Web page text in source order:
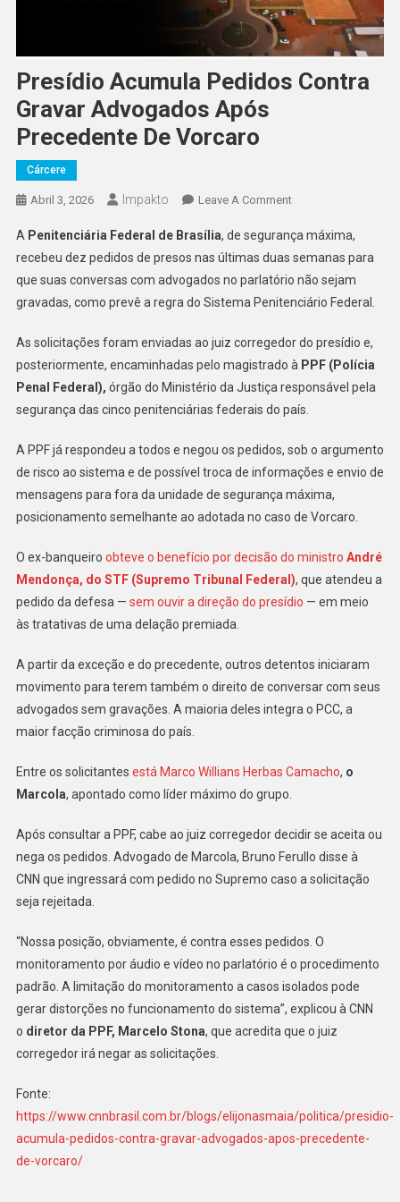
Presídio Acumula Pedidos Contra
Gravar Advogados Após
Precedente De Vorcaro
Cárcere
Abril 3, 2026 Impakto Leave A CommentOn
Acumula
Pedidos
Contra
Gravar
Após
Precedente
De
Vorcaro
A Penitenciária Federal de Brasília, de segurança máxima,
recebeu dez pedidos de presos nas últimas duas semanas para
que suas conversas com advogados no parlatório não sejam
gravadas, como prevê a regra do Sistema Penitenciário Federal.
As solicitações foram enviadas ao juiz corregedor do presídio e,
posteriormente, encaminhadas pelo magistrado à PPF (Polícia
Penal Federal), órgão do Ministério da Justiça responsável pela
segurança das cinco penitenciárias federais do país.
A PPF já respondeu a todos e negou os pedidos, sob o argumento
de risco ao sistema e de possível troca de informações e envio de
mensagens para fora da unidade de segurança máxima,
posicionamento semelhante ao adotada no caso de Vorcaro.
O ex-banqueiro obteve o benefício por decisão do ministro André
Mendonça, do STF (Supremo Tribunal Federal), que atendeu a
pedido da defesa — sem ouvir a direção do presídio — em meio
às tratativas de uma delação premiada.
A partir da exceção e do precedente, outros detentos iniciaram
movimento para terem também o direito de conversar com seus
advogados sem gravações. A maioria deles integra o PCC, a
maior facção criminosa do país.
Entre os solicitantes está Marco Willians Herbas Camacho, o
Marcola, apontado como líder máximo do grupo.
Após consultar a PPF, cabe ao juiz corregedor decidir se aceita ou
nega os pedidos. Advogado de Marcola, Bruno Ferullo disse à
CNN que ingressará com pedido no Supremo caso a solicitação
seja rejeitada.
“Nossa posição, obviamente, é contra esses pedidos. O
monitoramento por áudio e vídeo no parlatório é o procedimento
padrão. A limitação do monitoramento a casos isolados pode
gerar distorções no funcionamento do sistema”, explicou à CNN
o diretor da PPF, Marcelo Stona, que acredita que o juiz
corregedor irá negar as solicitações.
Fonte:
https://www.cnnbrasil.com.br/blogs/elijonasmaia/politica/presidio-
acumula-pedidos-contra-gravar-advogados-apos-precedente-
de-vorcaro/